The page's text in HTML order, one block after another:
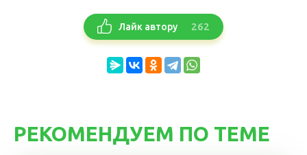
Лайк автору 262
РЕКОМЕНДУЕМ ПО ТЕМЕ